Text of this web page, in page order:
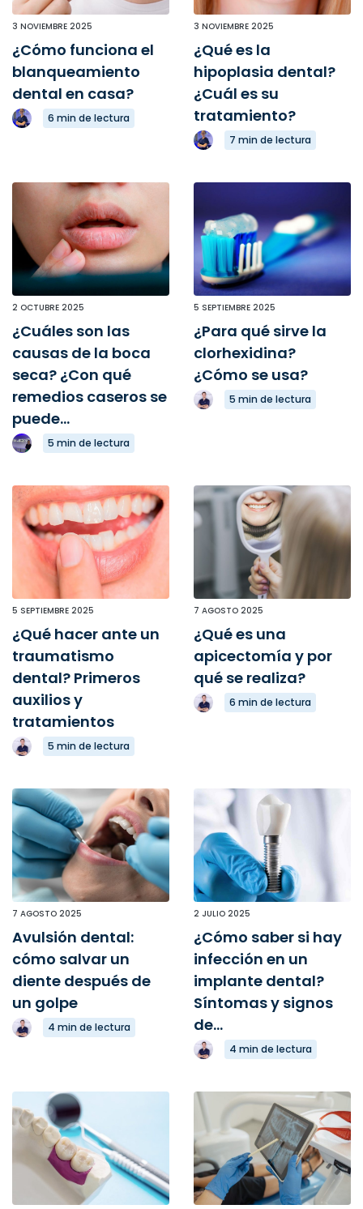
3 NOVIEMBRE 2025
¿Cómo funciona el
blanqueamiento
dental en casa?
6 min de lectura
3 NOVIEMBRE 2025
¿Qué es la
hipoplasia dental?
¿Cuál es su
tratamiento?
7 min de lectura
2 OCTUBRE 2025
¿Cuáles son las
causas de la boca
seca? ¿Con qué
remedios caseros se
puede...
5 min de lectura
5 SEPTIEMBRE 2025
¿Para qué sirve la
clorhexidina?
¿Cómo se usa?
5 min de lectura
5 SEPTIEMBRE 2025
¿Qué hacer ante un
traumatismo
dental? Primeros
auxilios y
tratamientos
5 min de lectura
7 AGOSTO 2025
¿Qué es una
apicectomía y por
qué se realiza?
6 min de lectura
7 AGOSTO 2025
Avulsión dental:
cómo salvar un
diente después de
un golpe
4 min de lectura
2 JULIO 2025
¿Cómo saber si hay
infección en un
implante dental?
Síntomas y signos
de...
4 min de lectura